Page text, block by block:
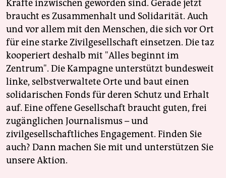
Kräfte inzwischen geworden sind. Gerade jetzt
braucht es Zusammenhalt und Solidarität. Auch
und vor allem mit den Menschen, die sich vor Ort
für eine starke Zivilgesellschaft einsetzen. Die taz
kooperiert deshalb mit "Alles beginnt im
Zentrum". Die Kampagne unterstützt bundesweit
linke, selbstverwaltete Orte und baut einen
solidarischen Fonds für deren Schutz und Erhalt
auf. Eine offene Gesellschaft braucht guten, frei
zugänglichen Journalismus – und
zivilgesellschaftliches Engagement. Finden Sie
auch? Dann machen Sie mit und unterstützen Sie
unsere Aktion.